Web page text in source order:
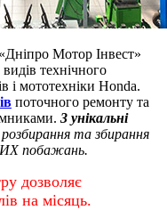
Мотор Інвест»
технічного
і мототехніки Honda.
поточного ремонту та
3 унікальні
розбирання та збирання
побажань.
дозволяє
на місяць.